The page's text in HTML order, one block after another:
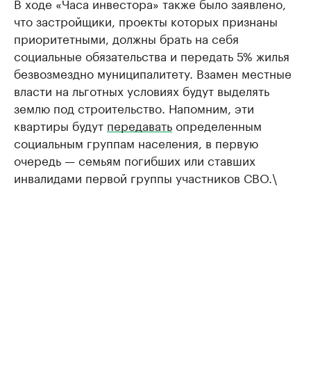
что застройщики, проекты которых признаны
приоритетными, должны брать на себя
социальные обязательства и передать 5% жилья
безвозмездно муниципалитету. Взамен местные
власти на льготных условиях будут выделять
землю под строительство. Напомним, эти
квартиры будут передаватьопределенным
социальным группам населения, в первую
очередь — семьям погибших или ставших
инвалидами первой группы участников СВО.\